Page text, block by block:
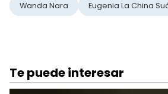
Wanda Nara Eugenia La China